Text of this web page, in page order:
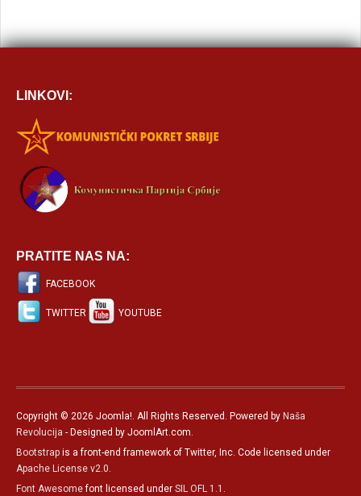
LINKOVI:
PRATITE NAS NA:
FACEBOOK
TWITTER YOUTUBE
Copyright © 2026 Joomla!. All Rights Reserved. Powered by Naša
Revolucija - Designed by JoomlArt.com.
Bootstrap is a front-end framework of Twitter, Inc. Code licensed under
Apache License v2.0.
Font Awesomefont licensed under SIL OFL 1.1 .